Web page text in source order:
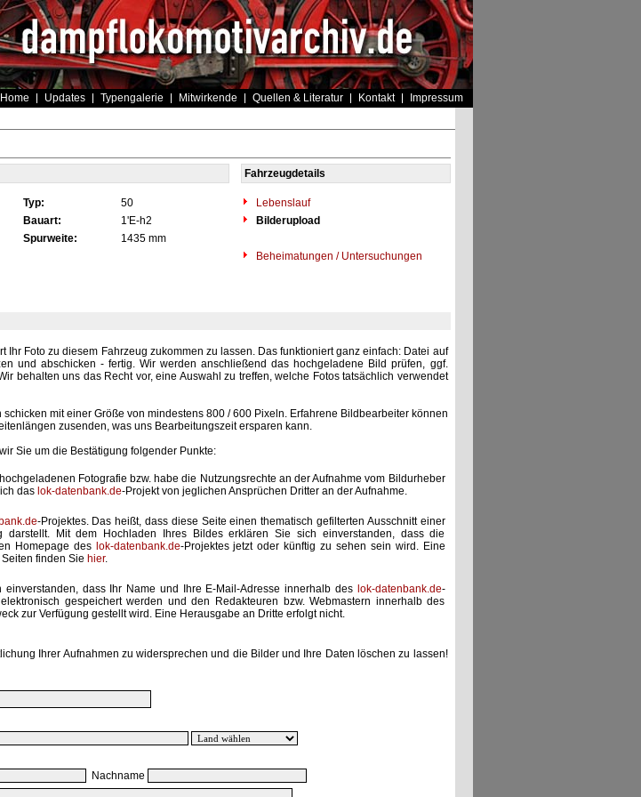
Home Updates Typengalerie Mitwirkende Quellen & Literatur Kontakt Impressum
Fahrzeugdetails
Typ: 50
Lebenslauf
Bauart: 1'E-h2
Bilderupload
Spurweite:
1435 mm
Beheimatungen / Untersuchungen
Ihr Foto zu diesem Fahrzeug zukommen zu lassen. Das funktioniert ganz einfach: Datei auf
und abschicken - fertig. Wir werden anschließend das hochgeladene Bild prüfen, ggf.
behalten uns das Recht vor, eine Auswahl zu treffen, welche Fotos tatsächlich verwendet
mit einer Größe von mindestens 800 / 600 Pixeln. Erfahrene Bildbearbeiter können
zusenden, was uns Bearbeitungszeit ersparen kann.
Sie um die Bestätigung folgender Punkte:
Fotografie bzw. habe die Nutzungsrechte an der Aufnahme vom Bildurheber
das lok-datenbank.de-Projekt von jeglichen Ansprüchen Dritter an der Aufnahme.
-Projektes. Das heißt, dass diese Seite einen thematisch gefilterten Ausschnitt einer
darstellt. Mit dem Hochladen Ihres Bildes erklären Sie sich einverstanden, dass die
Homepage des lok-datenbank.de-Projektes jetzt oder künftig zu sehen sein wird. Eine
finden Sie hier.
dass Ihr Name und Ihre E-Mail-Adresse innerhalb des lok-datenbank.de-
gespeichert werden und den Redakteuren bzw. Webmastern innerhalb des
zur Verfügung gestellt wird. Eine Herausgabe an Dritte erfolgt nicht.
Ihrer Aufnahmen zu widersprechen und die Bilder und Ihre Daten löschen zu lassen!
Nachname